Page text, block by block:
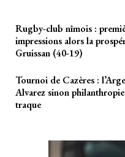
Rugby-club nîmois :
impressions alors la
Gruissan (40-19)
Tournoi de Cazères :
Alvarez sinon
traque